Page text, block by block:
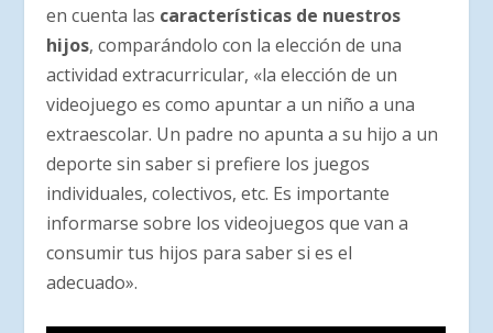
en cuenta las características de nuestros
hijos, comparándolo con la elección de una
actividad extracurricular, «la elección de un
videojuego es como apuntar a un niño a una
extraescolar. Un padre no apunta a su hijo a un
deporte sin saber si prefiere los juegos
individuales, colectivos, etc. Es importante
informarse sobre los videojuegos que van a
consumir tus hijos para saber si es el
adecuado».